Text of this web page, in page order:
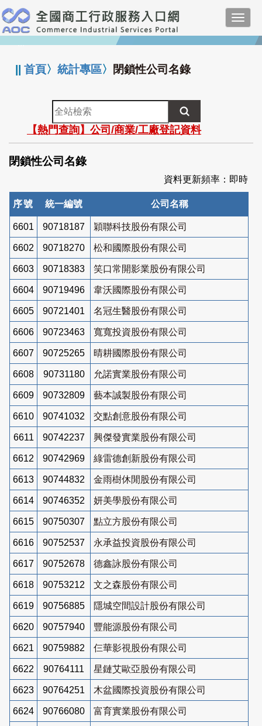
跳
到
主
要
:::
||首頁〉統計專區〉 閉鎖性公司名錄
全
站
檢
索
【熱門查詢】公司/商業/工廠登記資料
閉鎖性公司名錄
資料更新頻率：即時
序號 統一編號 公司名稱
6601 90718187 穎聯科技股份有限公司
6602 90718270 松和國際股份有限公司
6603 90718383 笑口常開影業股份有限公司
6604 90719496 韋沃國際股份有限公司
6605 90721401 名冠生醫股份有限公司
6606 90723463 寬寬投資股份有限公司
6607 90725265 晴耕國際股份有限公司
6608 90731180 允諾實業股份有限公司
6609 90732809 藝本誠製股份有限公司
6610 90741032 交點創意股份有限公司
6611 90742237 興傑發實業股份有限公司
6612 90742969 綠雷德創新股份有限公司
6613 90744832 金雨樹休閒股份有限公司
6614 90746352 妍美學股份有限公司
6615 90750307 點立方股份有限公司
6616 90752537 永承益投資股份有限公司
6617 90752678 德鑫詠股份有限公司
6618 90753212 文之森股份有限公司
6619 90756885 隱城空間設計股份有限公司
6620 90757940 豐能源股份有限公司
6621 90759882 仨華影視股份有限公司
6622 90764111 星鏈艾歐亞股份有限公司
6623 90764251 木盆國際投資股份有限公司
6624 90766080 富育實業股份有限公司